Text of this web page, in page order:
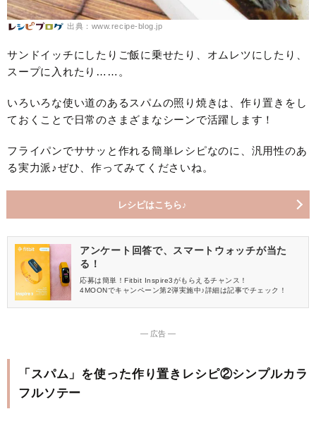
出典：www.recipe-blog.jp
サンドイッチにしたりご飯に乗せたり、オムレツにしたり、
スープに入れたり……。
いろいろな使い道のあるスパムの照り焼きは、作り置きをし
ておくことで日常のさまざまなシーンで活躍します！
フライパンでササッと作れる簡単レシピなのに、汎用性のあ
る実力派♪ぜひ、作ってみてくださいね。
レシピはこちら♪
アンケート回答で、スマートウォッチが当た
る！
応募は簡単！Fitbit Inspire3がもらえるチャンス！
4MOONでキャンペーン第2弾実施中♪詳細は記事でチェック！
― 広告 ―
「スパム」を使った作り置きレシピ②シンプルカラ
フルソテー